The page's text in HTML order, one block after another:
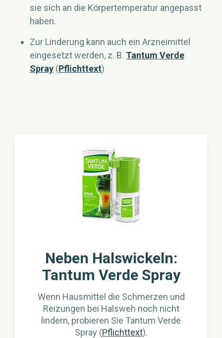
sie sich an die Körpertemperatur angepasst
haben.
Zur Linderung kann auch ein Arzneimittel
eingesetzt werden, z. B. Tantum Verde
Spray (Pflichttext)
Neben Halswickeln:
Tantum Verde Spray
Wenn Hausmittel die Schmerzen und
Reizungen bei Halsweh noch nicht
lindern, probieren Sie Tantum Verde
Spray (Pflichttext).